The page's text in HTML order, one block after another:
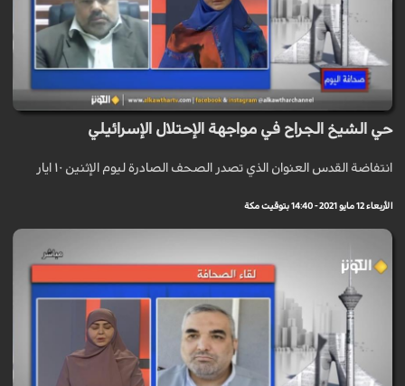
حي الشيخ الجراح في مواجهة الإحتلال الإسرائيلي
انتفاضة القدس العنوان الذي تصدر الصحف الصادرة ليوم الإثنين ١٠ ايار
الأربعاء 12 مايو 2021 - 14:40 بتوقيت مكة